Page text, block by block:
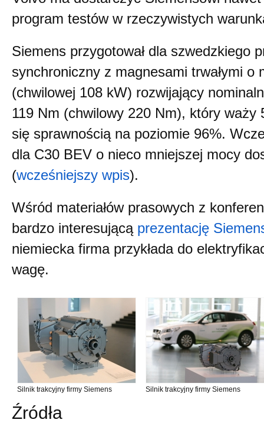
program testów w rzeczywistych
Siemens przygotował dla szwedzkiego
synchroniczny z magnesami trwałymi o
(chwilowej 108 kW) rozwijający
119 Nm (chwilowy 220 Nm), który waży
się sprawnością na poziomie 96%.
dla C30 BEV o nieco mniejszej mocy
(wcześniejszy wpis).
Wśród materiałów prasowych z
bardzo interesującą prezentację
niemiecka firma przykłada do
wagę.
Silnik trakcyjny firmy Siemens Silnik trakcyjny firmy Siemens
Źródła